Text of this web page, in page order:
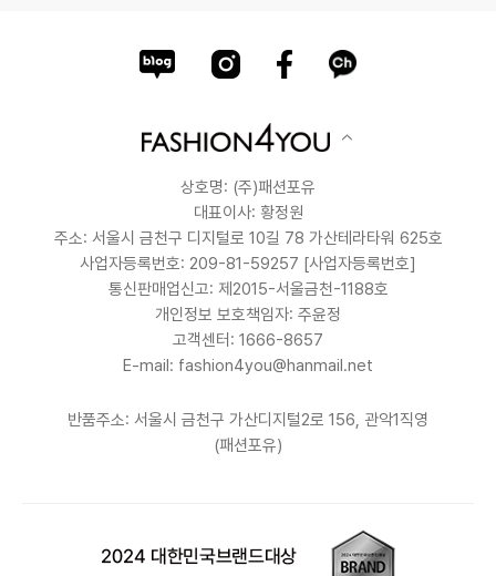
상호명: (주)패션포유
대표이사: 황정원
주소: 서울시 금천구 디지털로 10길 78 가산테라타워 625호
사업자등록번호: 209-81-59257 [사업자등록번호]
통신판매업신고: 제2015-서울금천-1188호
개인정보 보호책임자: 주윤정
고객센터: 1666-8657
E-mail: fashion4you@hanmail.net
반품주소: 서울시 금천구 가산디지털2로 156, 관악1직영
(패션포유)